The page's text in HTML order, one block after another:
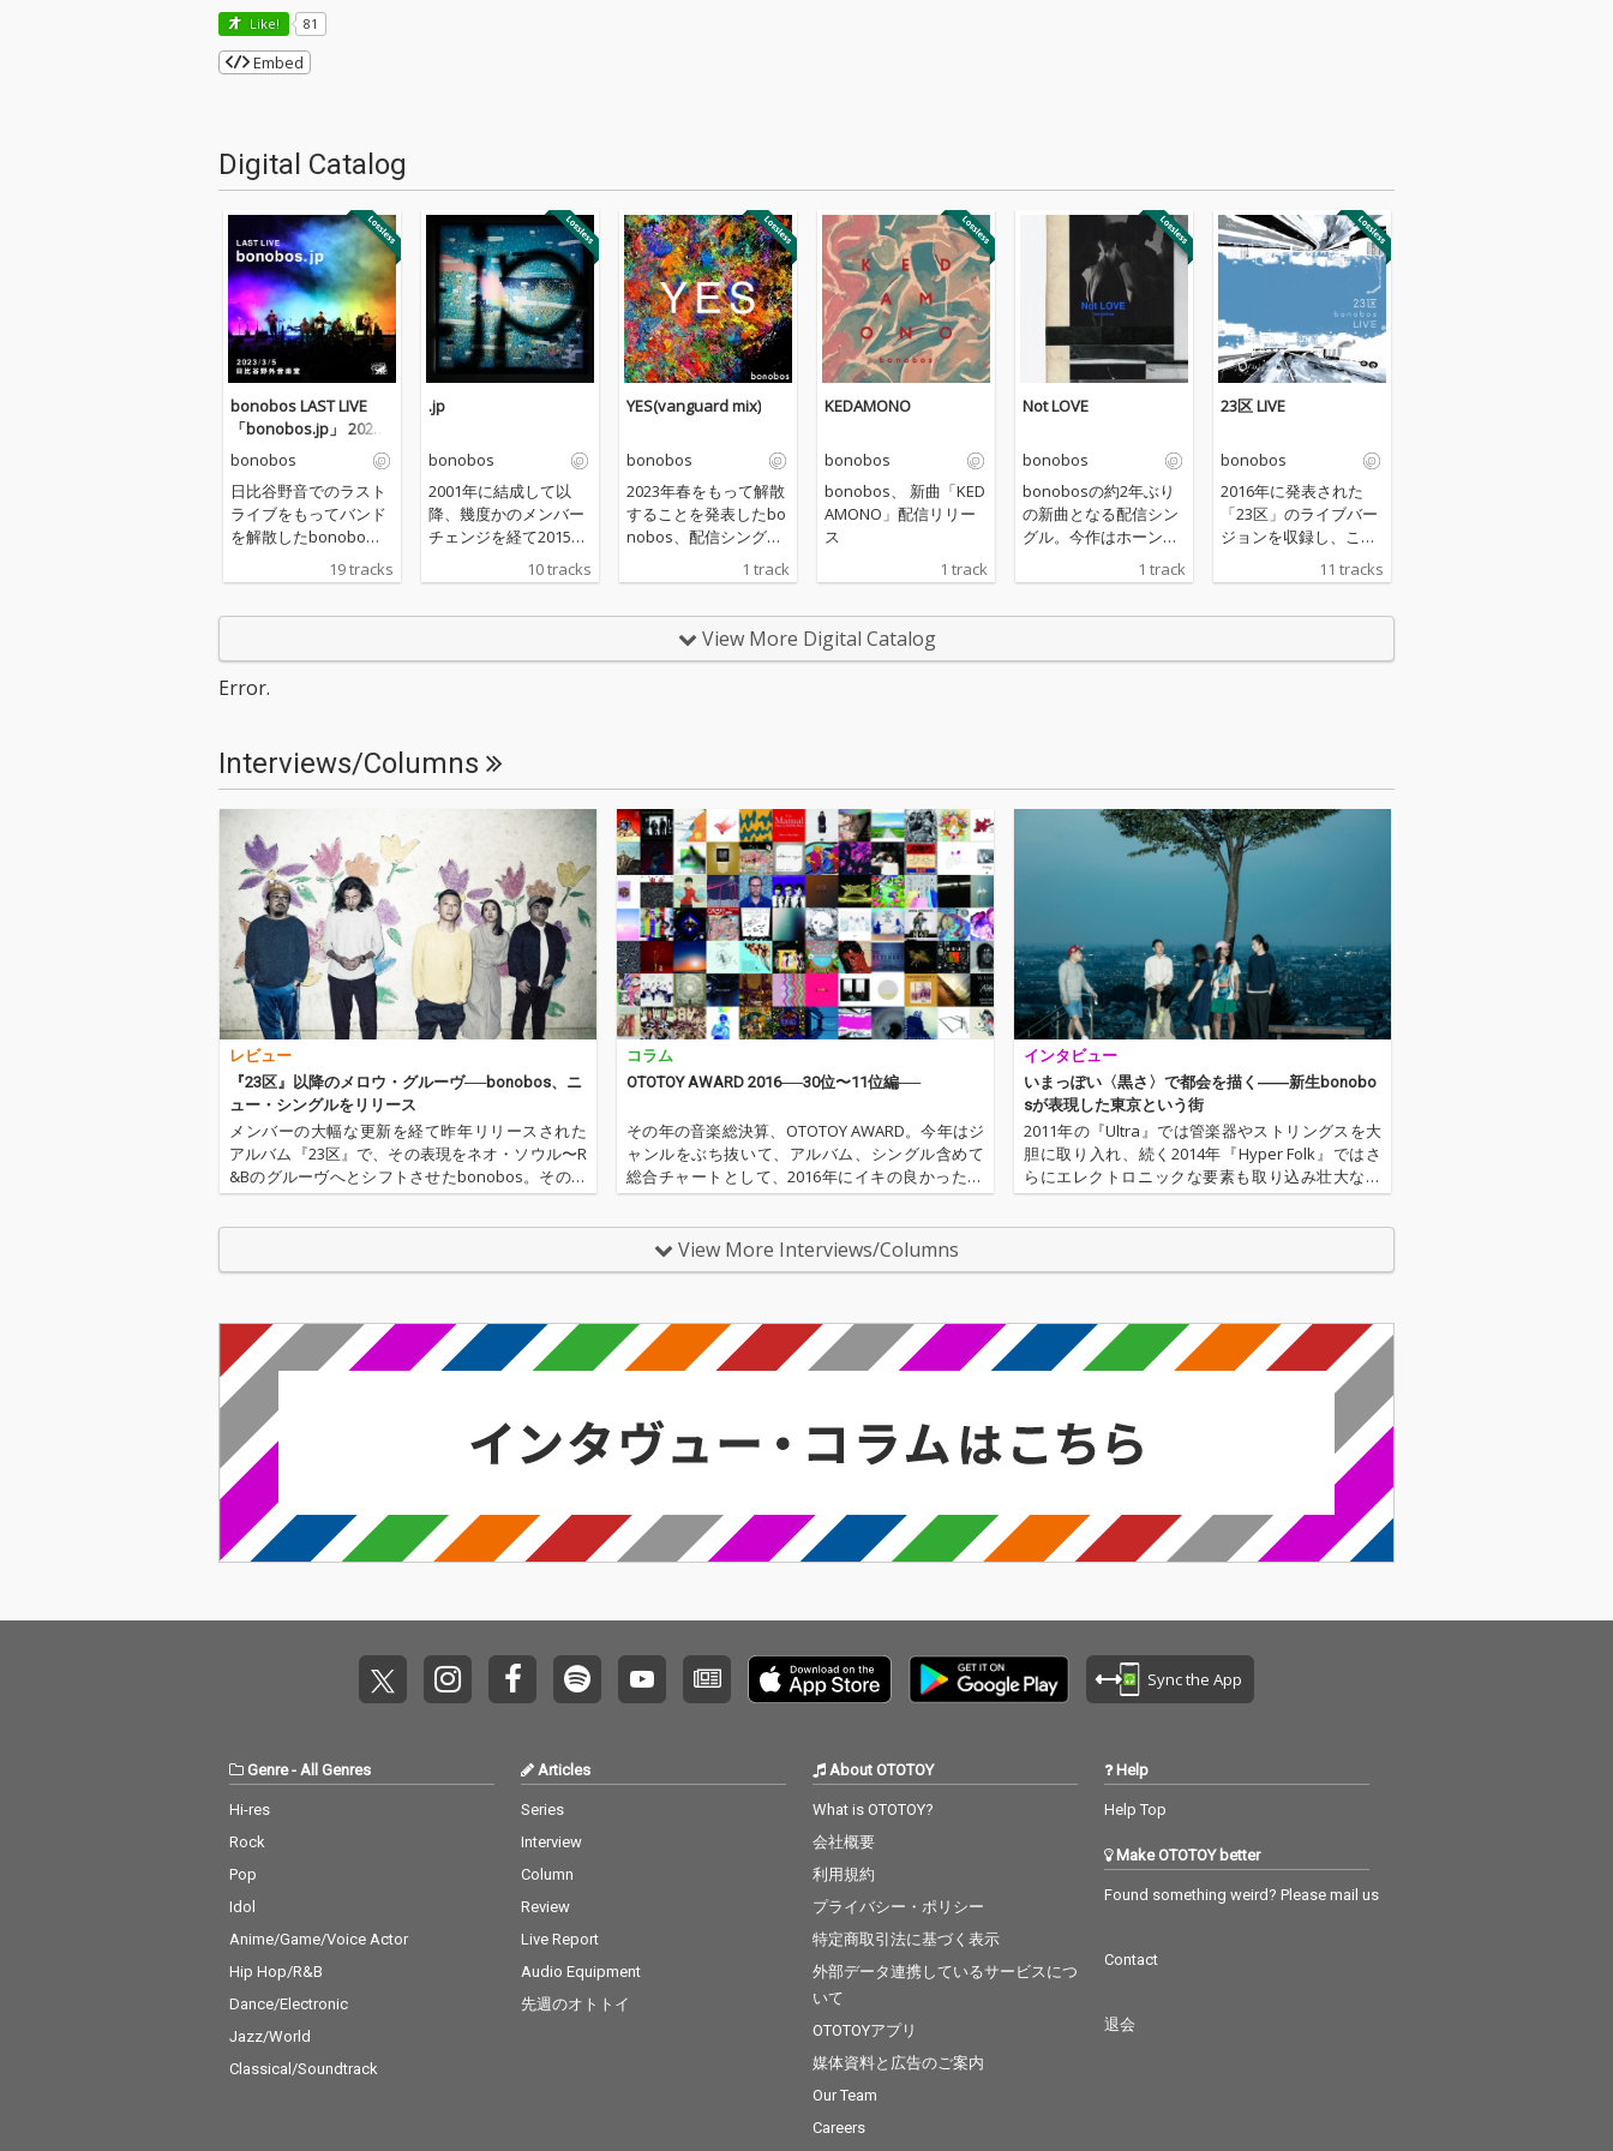
Like! 81
Embed
Digital Catalog
bonobos LAST LIVE
「bonobos.jp」 2023/
3/5 日比谷野外音楽堂
bonobos
日比谷野音でのラスト
ライブをもってバンド
を解散したbonobo
s。、「bonobos LAST
LIVE 「bonobos.jp」 2
行った充実の内容に仕
ムに渡っている。
19 tracks
.jp
bonobos
2001年に結成して以
降、幾度かのメンバー
チェンジを経て2015年
に現在の5人体制にな
る。それから『23区』
bos史上最後のアルバ
ムとなる本作は『.jp』
(ドットジェーピー)と
題された。その意味す
るとことは全て音楽の
中に集約されている
が、集大成というよう
な言葉では表現できな
い複雑な想いが音に昇
華されている、最後の
アルバムとなる。
10 tracks
YES(vanguard mix)
bonobos
2023年春をもって解散
することを発表したbo
nobos、配信シングル
x)」をリリース
1 track
KEDAMONO
bonobos
bonobos、 新曲「KED
AMONO」配信リリー
ス
1 track
Not LOVE
bonobos
bonobosの約2年ぶり
の新曲となる配信シン
グル。今作はホーンの
ねてからbonobosのラ
っており、結成20年の
タイミングでリリース
するにふさわしい意欲
作になっている。
1 track
23区 LIVE
bonobos
2016年に発表された
「23区」のライブバー
ジョンを収録し、これ
までライブ会場限定で
販売されていた「23区
11 tracks
View More Digital Catalog
Error.
Interviews/Columns
レビュー
『23区』以降のメロウ・グルーヴ──bonobos、ニ
ュー・シングルをリリース
メンバーの大幅な更新を経て昨年リリースされた
アルバム『23区』で、その表現をネオ・ソウル〜R
&Bのグルーヴへとシフトさせたbonobos。その長
いキャリアのなかで大きな転換となったアルバム
コラム
OTOTOY AWARD 2016──30位〜11位編──
その年の音楽総決算、OTOTOY AWARD。今年はジ
ャンルをぶち抜いて、アルバム、シングル含めて
総合チャートとして、2016年にイキの良かった50
枚を選出しました。こちらでは30位から11位を発
ら2017年へい…
インタビュー
いまっぽい〈黒さ〉で都会を描く――新生bonobo
sが表現した東京という街
2011年の『Ultra』では管楽器やストリングスを大
胆に取り入れ、続く2014年『Hyper Folk』ではさ
らにエレクトロニックな要素も取り込み壮大な表
現を見せたbonobos。7枚目のオリジナル・アルバ
View More Interviews/Columns
Sync the App
Genre- All Genres
Hi-res
Rock
Pop
Idol
Anime/Game/Voice Actor
Hip Hop/R&B
Dance/Electronic
Jazz/World
Classical/Soundtrack
Articles
Series
Interview
Column
Review
Live Report
Audio Equipment
先週のオトトイ
About OTOTOY
What is OTOTOY?
会社概要
利用規約
プライバシー・ポリシー
特定商取引法に基づく表示
外部データ連携しているサービスにつ
いて
OTOTOYアプリ
媒体資料と広告のご案内
Our Team
Careers
Help
Help Top
Make OTOTOY better
Found something weird? Please mail us
Contact
退会